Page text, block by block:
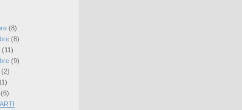
(8)
(8)
(11)
(9)
2)
)
6)